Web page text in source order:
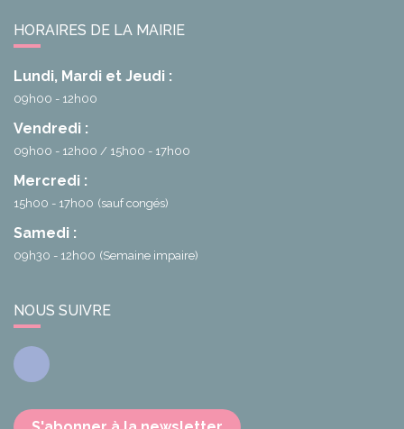
HORAIRES DE LA MAIRIE
Lundi, Mardi et Jeudi :
09h00 - 12h00
Vendredi :
09h00 - 12h00 15h00 - 17h00
Mercredi :
15h00 - 17h00 (sauf congés)
Samedi :
09h30 - 12h00 (Semaine impaire)
NOUS SUIVRE
Facebook